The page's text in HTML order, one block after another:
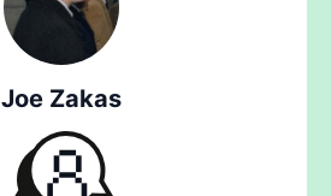
Joe Zakas